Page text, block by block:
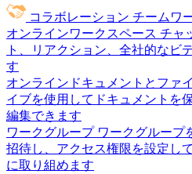
コラボレーション チームワ
オンラインワークスペース チャ
ト、リアクション、全社的なビ
す
オンラインドキュメントとファ
イブを使用してドキュメントを
編集できます
ワークグループ ワークグループ
招待し、アクセス権限を設定し
に取り組めます